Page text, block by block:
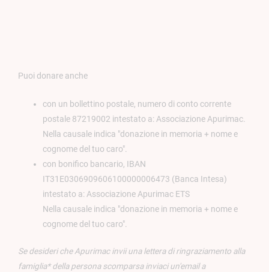
Puoi donare anche
con un bollettino postale, numero di conto corrente
postale 87219002 intestato a: Associazione Apurimac.
Nella causale indica "donazione in memoria + nome e
cognome del tuo caro".
con bonifico bancario, IBAN
IT31E0306909606100000006473 (Banca Intesa)
intestato a: Associazione Apurimac ETS
Nella causale indica "donazione in memoria + nome e
cognome del tuo caro".
Se desideri che Apurimac invii una lettera di ringraziamento alla
famiglia* della persona scomparsa inviaci un'email a